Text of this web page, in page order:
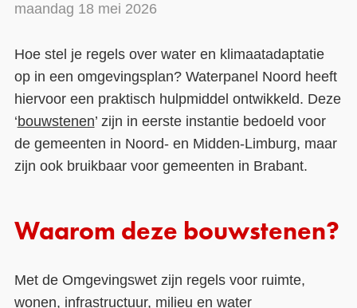
maandag 18 mei 2026
Hoe stel je regels over water en klimaatadaptatie
op in een omgevingsplan? Waterpanel Noord heeft
hiervoor een praktisch hulpmiddel ontwikkeld. Deze
‘bouwstenen’ zijn in eerste instantie bedoeld voor
de gemeenten in Noord- en Midden-Limburg, maar
zijn ook bruikbaar voor gemeenten in Brabant.
Waarom deze bouwstenen?
Met de Omgevingswet zijn regels voor ruimte,
wonen, infrastructuur, milieu en water
Contact
Over ons
LIFE-IP Klimaatadaptatie